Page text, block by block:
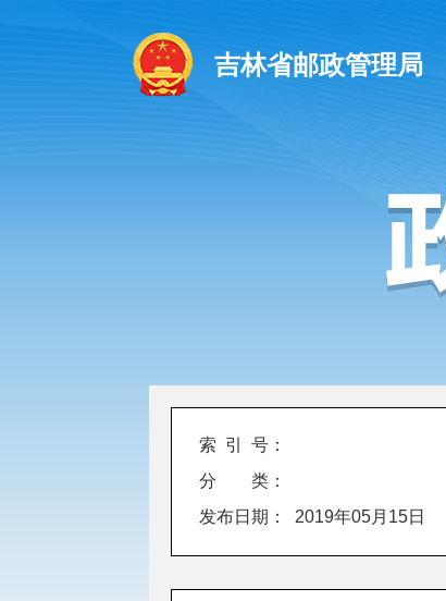
吉林省邮政管理局
索 引 号：
分 类：
发布日期：
2019年05月15日